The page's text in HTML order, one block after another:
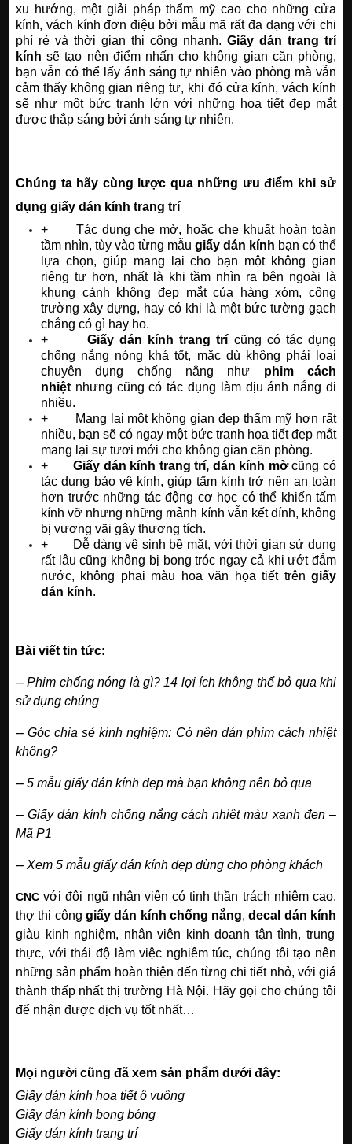
xu hướng, một giải pháp thẩm mỹ cao cho những cửa
kính, vách kính đơn điệu bởi mẫu mã rất đa dạng với chi
phí rẻ và thời gian thi công nhanh. Giấy dán trang trí
kính sẽ tạo nên điểm nhấn cho không gian căn phòng,
bạn vẫn có thể lấy ánh sáng tự nhiên vào phòng mà vẫn
cảm thấy không gian riêng tư, khi đó cửa kính, vách kính
sẽ như một bức tranh lớn với những họa tiết đẹp mắt
được thắp sáng bởi ánh sáng tự nhiên.
Chúng ta hãy cùng lược qua những ưu điểm khi sử
dụng giấy dán kính trang trí
+ Tác dụng che mờ, hoặc che khuất hoàn toàn
tầm nhìn, tùy vào từng mẫu giấy dán kính bạn có thể
lựa chọn, giúp mang lại cho bạn một không gian
riêng tư hơn, nhất là khi tầm nhìn ra bên ngoài là
khung cảnh không đẹp mắt của hàng xóm, công
trường xây dựng, hay có khi là một bức tường gạch
chẳng có gì hay ho.
+ Giấy dán kính trang trí cũng có tác dụng
chống nắng nóng khá tốt, mặc dù không phải loại
chuyên dụng chống nắng như phim cách
nhiệt nhưng cũng có tác dụng làm dịu ánh nắng đi
nhiều.
+ Mang lại một không gian đẹp thẩm mỹ hơn rất
nhiều, bạn sẽ có ngay một bức tranh họa tiết đẹp mắt
mang lại sự tươi mới cho không gian căn phòng.
+ Giấy dán kính trang trí, dán kính mờcũng có
tác dụng bảo vệ kính, giúp tấm kính trở nên an toàn
hơn trước những tác động cơ học có thể khiến tấm
kính vỡ nhưng những mảnh kính vẫn kết dính, không
bị vương vãi gây thương tích.
+ Dễ dàng vệ sinh bề mặt, với thời gian sử dụng
rất lâu cũng không bị bong tróc ngay cả khi ướt đẫm
nước, không phai màu hoa văn họa tiết trên giấy
dán kính.
Bài viết tin tức:
--Phim chống nóng là gì? 14 lợi ích không thể bỏ qua khi
sử dụng chúng
--Góc chia sẻ kinh nghiệm: Có nên dán phim cách nhiệt
không?
-- 5 mẫu giấy dán kính đẹp mà bạn không nên bỏ qua
--Giấy dán kính chống nắng cách nhiệt màu xanh đen –
Mã P1
-- Xem 5 mẫu giấy dán kính đẹp dùng cho phòng khách
CNC với đội ngũ nhân viên có tinh thần trách nhiệm cao,
thợ thi công giấy dán kính chống nắng,decal dán kính
giàu kinh nghiệm, nhân viên kinh doanh tận tình, trung
thực, với thái độ làm việc nghiêm túc, chúng tôi tạo nên
những sản phẩm hoàn thiện đến từng chi tiết nhỏ, với giá
thành thấp nhất thị trường Hà Nội. Hãy gọi cho chúng tôi
để nhận được dịch vụ tốt nhất…
Mọi người cũng đã xem sản phẩm dưới đây:
Giấy dán kính họa tiết ô vuông
Giấy dán kính bong bóng
Giấy dán kính trang trí